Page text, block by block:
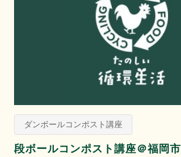
ダンボールコンポスト講座
段ボールコンポスト講座＠福岡市